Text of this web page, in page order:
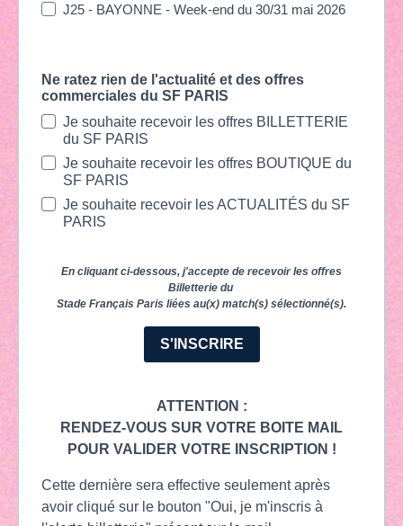
J25 - BAYONNE - Week-end du 30/31 mai 2026
Ne ratez rien de l'actualité et des offres
commerciales du SF PARIS
Je souhaite recevoir les offres BILLETTERIE
du SF PARIS
Je souhaite recevoir les offres BOUTIQUE du
SF PARIS
Je souhaite recevoir les ACTUALITÉS du SF
PARIS
En cliquant ci-dessous, j'accepte de recevoir les offres
Billetterie du
Stade Français Paris liées au(x) match(s) sélectionné(s).
S'INSCRIRE
ATTENTION :
RENDEZ-VOUS SUR VOTRE BOITE MAIL
POUR VALIDER VOTRE INSCRIPTION !
Cette dernière sera effective seulement après
avoir cliqué sur le bouton "Oui, je m'inscris à